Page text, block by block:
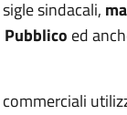
sindacali,
ed